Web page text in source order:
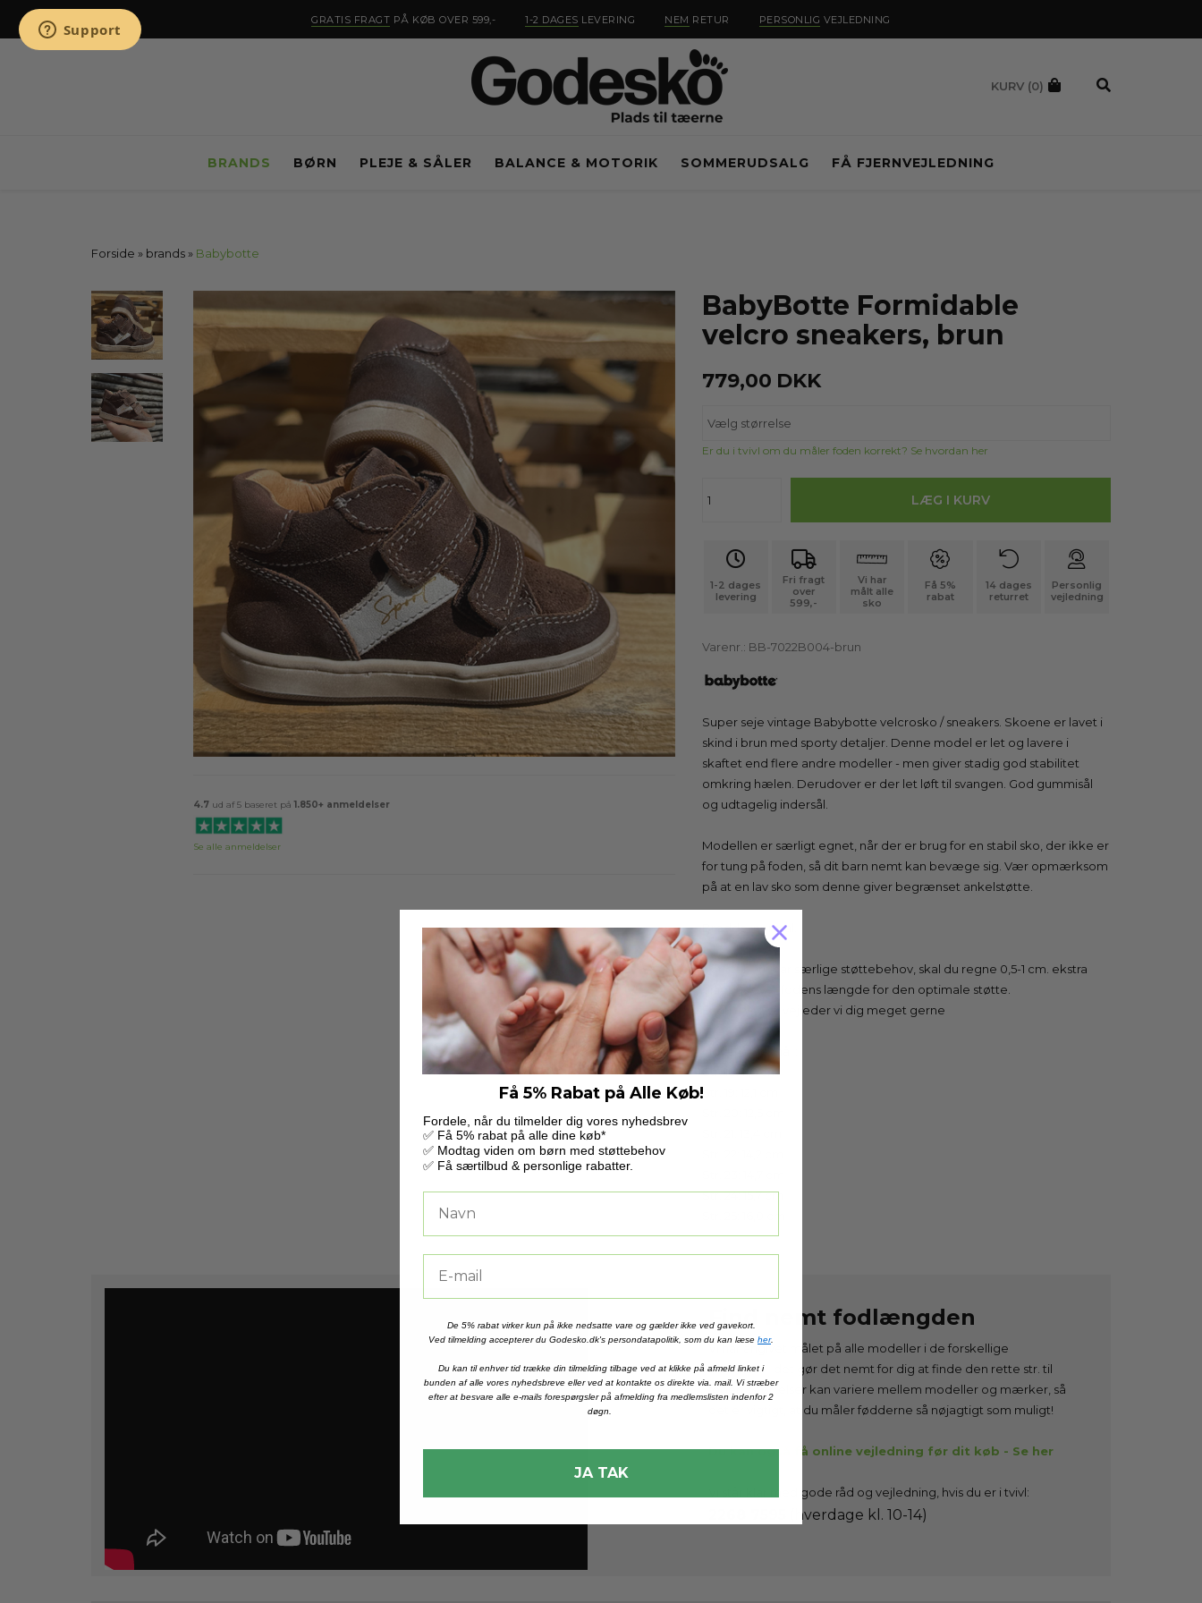
GRATIS FRAGT PÅ KØB OVER 599,- 1-2 DAGES LEVERING NEM RETUR PERSONLIG VEJLEDNING
KURV (0)
BRANDS BØRN PLEJE & SÅLER BALANCE & MOTORIK SOMMERUDSALG FÅ FJERNVEJLEDNING
Forside » brands » Babybotte
4.7ud af 5 baseret på1.850+ anmeldelser
Se alle anmeldelser
BabyBotte Formidable
velcro sneakers, brun
779,00 DKK
Er du i tvivl om du måler foden korrekt? Se hvordan her
1-2 dages
levering
Fri fragt
over
599,-
Vi har
målt alle
sko
Få 5%
rabat
14 dages
returret
Personlig
vejledning
Varenr.: BB-7022B004-brun
Super seje vintage Babybotte velcrosko / sneakers. Skoene er lavet i
skind i brun med sporty detaljer. Denne model er let og lavere i
skaftet end flere andre modeller - men giver stadig god stabilitet
omkring hælen. Derudover er der let løft til svangen. God gummisål
og udtagelig indersål.
Modellen er særligt egnet, når der er brug for en stabil sko, der ikke er
for tung på foden, så dit barn nemt kan bevæge sig. Vær opmærksom
på at en lav sko som denne giver begrænset ankelstøtte.
Bredde: normal.
Når dit barn har særlige støttebehov, skal du regne 0,5-1 cm. ekstra
plads udover fodens længde for den optimale støtte.
Er du i tvivl, så vejleder vi dig meget gerne
Indvendige mål :
Str. 18: 11,2 cm
Str. 19: 12,1 cm
Str. 24: 15,7 cm
Find nemt fodlængden
Vi har angivet målet på alle modeller i de forskellige
størrelser - det gør det nemt for dig at finde den rette str. til
foden. Størrelser kan variere mellem modeller og mærker, så
det er vigtigt, at du måler fødderne så nøjagtigt som muligt!
Du kan også få online vejledning før dit køb - Se her
Vi står klar med gode råd og vejledning, hvis du er i tvivl:
(hverdage kl. 10-14)
Få 5% Rabat på Alle Køb!
Fordele, når du tilmelder dig vores nyhedsbrev
✅ Få 5% rabat på alle dine køb*
✅ Modtag viden om børn med støttebehov
✅ Få særtilbud & personlige rabatter.
De 5% rabat virker kun på ikke nedsatte vare og gælder ikke ved gavekort.
Ved tilmelding accepterer du Godesko.dk's persondatapolitik, som du kan læse her.
Du kan til enhver tid trække din tilmelding tilbage ved at klikke på afmeld linket i
bunden af alle vores nyhedsbreve eller ved at kontakte os direkte via. mail. Vi stræber
efter at besvare alle e-mails forespørgsler på afmelding fra medlemslisten indenfor 2
døgn.
JA TAK